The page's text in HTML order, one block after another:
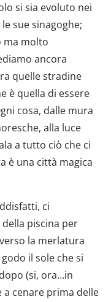
si sia evoluto nei
sue sinagoghe;
ma molto
ancora
quelle stradine
è quella di essere
cosa, dalle mura
alla luce
a tutto ciò che ci
è una città magica
ci
piscina per
la merlatura
il sole che si
(si, ora…in
a cenare prima delle